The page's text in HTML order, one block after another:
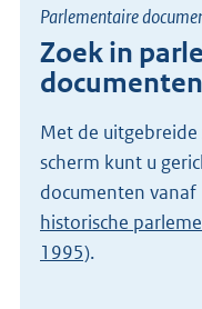
Zoek in
documenten
Parlementaire
Met de
scherm kunt u
documenten
historische
1995).